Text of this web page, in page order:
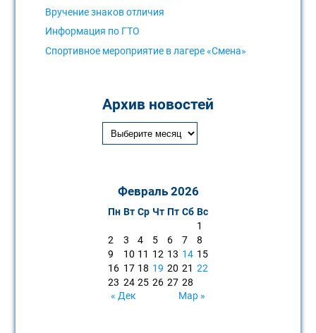
Вручение знаков отличия
Информация по ГТО
Спортивное мероприятие в лагере «Смена»
Архив новостей
Февраль 2026
Пн Вт Ср Чт Пт Сб Вс
1
2
3 4 5 6 7
8
9
10 11 12 13 14 15
16 17 18 19 20 21 22
23 24 25 26 27 28
« Дек
Мар »